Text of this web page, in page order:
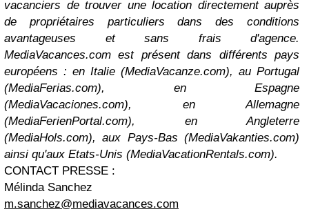
vacanciers de trouver une location directement auprès
de propriétaires particuliers dans des conditions
avantageuses et sans frais d'agence.
MediaVacances.com est présent dans différents pays
européens : en Italie (MediaVacanze.com), au Portugal
(MediaFerias.com), en Espagne
(MediaVacaciones.com), en Allemagne
(MediaFerienPortal.com), en Angleterre
(MediaHols.com), aux Pays-Bas (MediaVakanties.com)
ainsi qu'aux Etats-Unis (MediaVacationRentals.com).
CONTACT PRESSE :
Mélinda Sanchez
m.sanchez@mediavacances.com